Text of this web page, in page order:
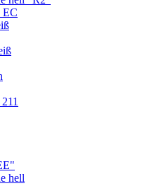
EC
hell